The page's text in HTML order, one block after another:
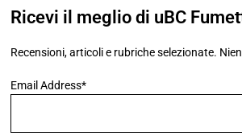
Ricevi il meglio di uBC
Recensioni, articoli e rubriche selezionate.
Email Address*